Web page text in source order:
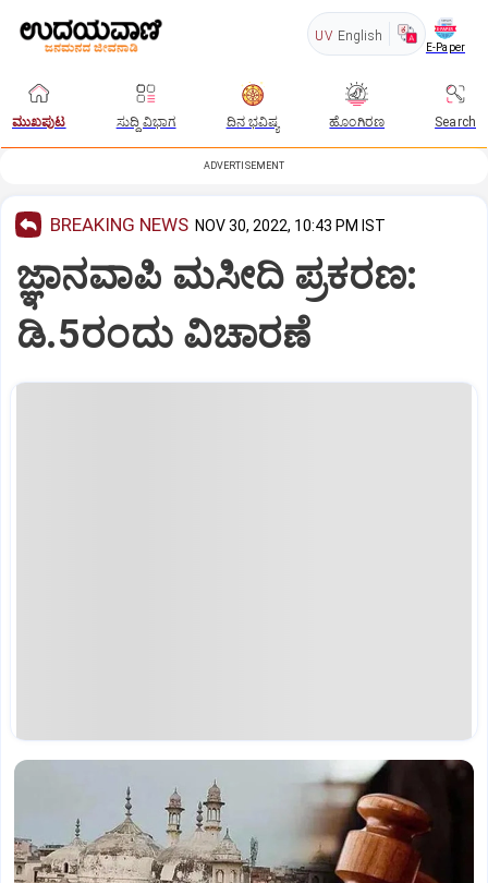
UV English
E-Paper
ಮುಖಪುಟ ಸುದ್ದಿ ವಿಭಾಗ ದಿನ ಭವಿಷ್ಯ ಹೊಂಗಿರಣ Search
ADVERTISEMENT
BREAKING NEWS NOV 30, 2022, 10:43 PM IST
ಜ್ಞಾನವಾಪಿ ಮಸೀದಿ ಪ್ರಕರಣ:
ಡಿ.5ರಂದು ವಿಚಾರಣೆ